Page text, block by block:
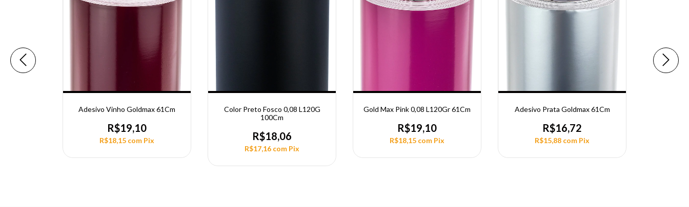
Adesivo Vinho Goldmax 61Cm
R$19,10
R$18,15 com Pix
Color Preto Fosco 0,08 L120G
100Cm
R$18,06
R$17,16 com Pix
Gold Max Pink 0,08 L120Gr 61Cm
R$19,10
R$18,15 com Pix
Adesivo Prata Goldmax 61Cm
R$16,72
R$15,88 com Pix